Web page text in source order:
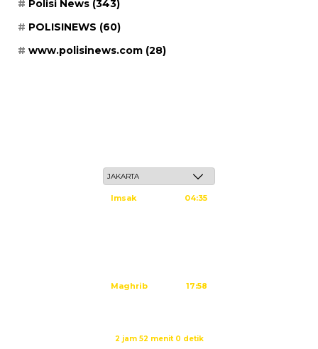
Polisi News (343)
POLISINEWS (60)
www.polisinews.com (28)
Imsak 04:35
Maghrib 17:58
2 jam 51 menit 59 detik